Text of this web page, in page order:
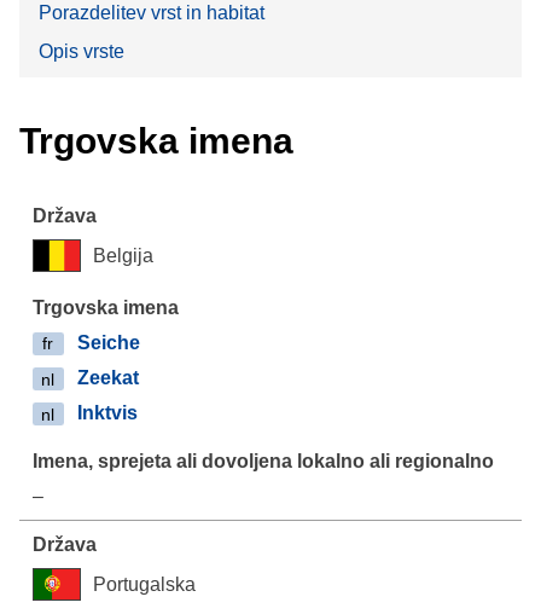
Porazdelitev vrst in habitat
Opis vrste
Trgovska imena
Belgija
fr Seiche
nl Zeekat
nl Inktvis
–
Portugalska